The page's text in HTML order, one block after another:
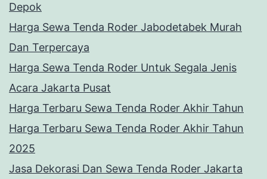
Depok
Harga Sewa Tenda Roder Jabodetabek Murah
Dan Terpercaya
Harga Sewa Tenda Roder Untuk Segala Jenis
Acara Jakarta Pusat
Harga Terbaru Sewa Tenda Roder Akhir Tahun
Harga Terbaru Sewa Tenda Roder Akhir Tahun
2025
Jasa Dekorasi Dan Sewa Tenda Roder Jakarta